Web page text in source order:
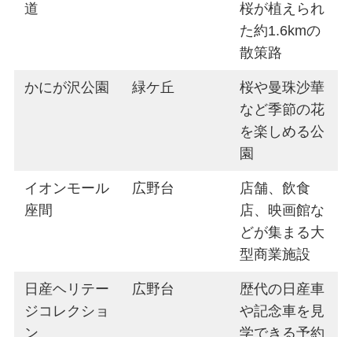
道
桜が植えられ
た約1.6kmの
散策路
かにが沢公園 緑ケ丘
桜や曼珠沙華
など季節の花
を楽しめる公
園
イオンモール
座間
広野台
店舗、飲食
店、映画館な
どが集まる大
型商業施設
日産ヘリテー
ジコレクショ
ン
広野台
歴代の日産車
や記念車を見
学できる予約